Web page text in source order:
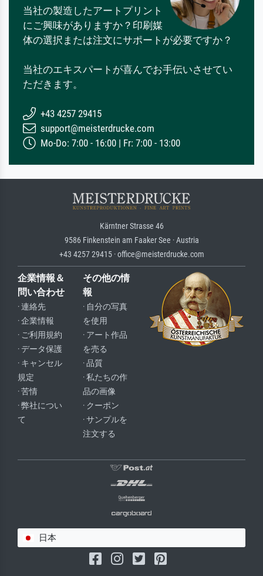
当社の製造したアートプリント
にご興味がありますか？印刷媒
体の選択または注文にサポートが必要ですか？
当社のエキスパートが喜んでお手伝いさせてい
ただきます。
+43 4257 29415
support@meisterdrucke.com
Mo-Do: 7:00 - 16:00 | Fr: 7:00 - 13:00
Kärntner Strasse 46
9586 Finkenstein am Faaker See · Austria
+43 4257 29415 · office@meisterdrucke.com
企業情報＆
問い合わせ
· 連絡先
· 企業情報
· ご利用規約
· データ保護
· キャンセル
規定
· 苦情
· 弊社につい
て
その他の情
報
· 自分の写真
を使用
· アート作品
を売る
· 品質
· 私たちの作
品の画像
· クーポン
· サンプルを
注文する
日本